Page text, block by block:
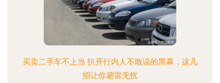
买卖二手车不上当 扒开行内人不敢说的黑幕，这几
招让你避雷无扰